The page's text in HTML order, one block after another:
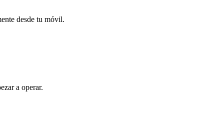
desde tu móvil.
a operar.